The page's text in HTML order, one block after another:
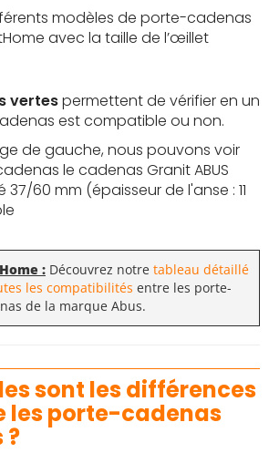
modèles de porte-cadenas
avec la taille de l’œillet
vertespermettent de vérifier en un
est compatible ou non.
de gauche, nous pouvons voir
le cadenas Granit ABUS
37/60 mm (épaisseur de l'anse : 11
: Découvrez notre tableau détaillé
les compatibilités entre les porte-
de la marque Abus.
sont les différences
les porte-cadenas
?